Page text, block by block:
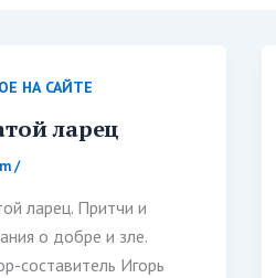
НА САЙТЕ
ларец
/
ларец. Притчи и
о добре и зле.
составитель Игорь